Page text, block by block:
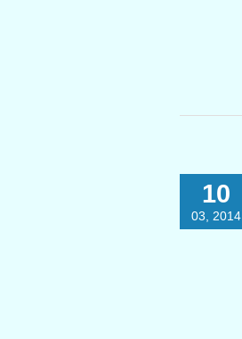
10
03, 2014